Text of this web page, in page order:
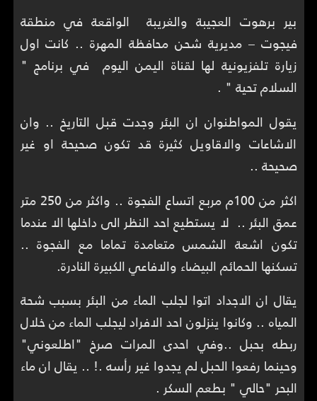
بير برهوت العجيبة والغريبة الواقعة في منطقة
فيجوت – مديرية شحن محافظة المهرة .. كانت اول
زيارة تلفزيونية لها لقناة اليمن اليوم في برنامج "
السلام تحية " .
يقول المواطنوان ان البئر وجدت قبل التاريخ .. وان
الاشاعات والاقاويل كثيرة قد تكون صحيحة او غير
صحيحة ..
اكثر من 100م مربع اتساع الفجوة .. واكثر من 250 متر
عمق البئر .. لا يستطيع احد النظر الى داخلها الا عندما
تكون اشعة الشمس متعامدة تماما مع الفجوة ..
تسكنها الحمائم البيضاء والافاعي الكبيرة النادرة.
يقال ان الاجداد اتوا لجلب الماء من البئر بسبب شحة
المياه .. وكانوا ينزلون احد الافراد ليجلب الماء من خلال
ربطه بحبل ..وفي احدى المرات صرخ "اطلعوني"
وحينما رفعوا الحبل لم يجدوا غير رأسه .! .. يقال ان ماء
البحر "حالي " بطعم السكر .